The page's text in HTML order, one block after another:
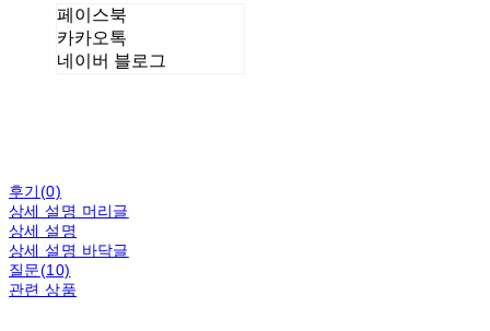
페이스북
카카오톡
네이버 블로그
후기(0)
상세 설명 머리글
상세 설명
상세 설명 바닥글
질문(10)
관련 상품